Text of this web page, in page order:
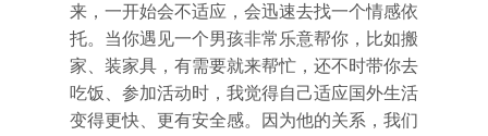
来，一开始会不适应，会迅速去找一个情感依
托。当你遇见一个男孩非常乐意帮你，比如搬
家、装家具，有需要就来帮忙，还不时带你去
吃饭、参加活动时，我觉得自己适应国外生活
变得更快、更有安全感。因为他的关系，我们